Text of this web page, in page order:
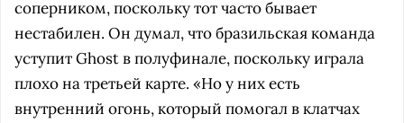
соперником, поскольку тот часто бывает
нестабилен. Он думал, что бразильская команда
уступит Ghost в полуфинале, поскольку играла
плохо на третьей карте. «Но у них есть
внутренний огонь, который помогал в клатчах